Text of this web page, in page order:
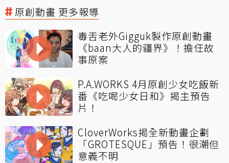
原創動畫 更多報導
毒舌老外Gigguk製作原創動畫
《baan大人的疆界》！擔任故
事原案
P.A.WORKS 4月原創少女吃飯新
番《吃喝少女日和》揭主預告
片！
CloverWorks揭全新動畫企劃
「GROTESQUE」預告！很潮但
意義不明